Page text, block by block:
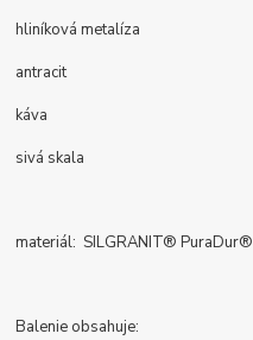
hliníková metalíza
antracit
káva
sivá skala
materiál: SILGRANIT® PuraDur®
Balenie obsahuje: